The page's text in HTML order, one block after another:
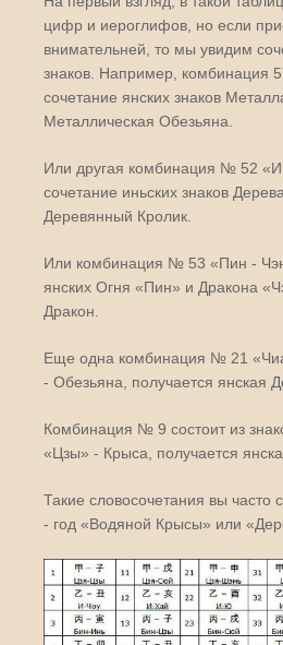
цифр и иероглифов, но если
внимательней, то мы увидим
знаков. Например, комбинация
сочетание янских знаков
Металлическая Обезьяна.
Или другая комбинация № 52
сочетание иньских знаков
Деревянный Кролик.
Или комбинация № 53 «Пин -
янских Огня «Пин» и Дракона
Дракон.
Еще одна комбинация № 21
- Обезьяна, получается янская
Комбинация № 9 состоит из
«Цзы» - Крыса, получается
Такие словосочетания вы часто
- год «Водяной Крысы» или